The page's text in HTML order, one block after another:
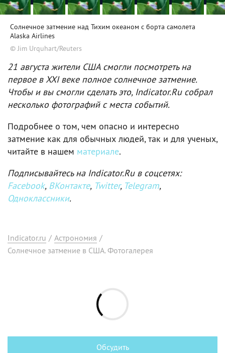
Солнечное затмение над Тихим океаном с борта самолета
Alaska Airlines
© Jim Urquhart/Reuters
21 августа жители США смогли посмотреть на
первое в XXI веке полное солнечное затмение.
Чтобы и вы смогли сделать это, Indicator.Ru собрал
несколько фотографий с места событий.
Подробнее о том, чем опасно и интересно
затмение как для обычных людей, так и для ученых,
читайте в нашем материале.
Подписывайтесь на Indicator.Ru в соцсетях:
Facebook, ВКонтакте, Twitter, Telegram,
Одноклассники.
Indicator.ru / Астрономия /
Солнечное затмение в США. Фотогалерея
Обсудить